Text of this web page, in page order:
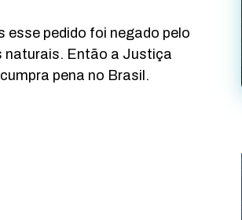
esse pedido foi negado pelo
naturais. Então a Justiça
pena no Brasil.